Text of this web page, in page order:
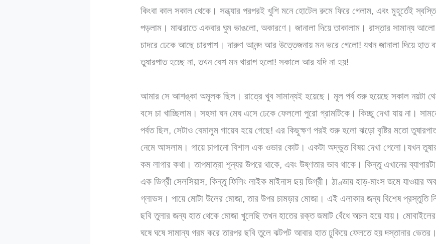
কিংবা কাল সকাল থেকে। সন্ধ্যার পরপরই খুশি মনে হোটেল রুমে ফিরে গেলাম, এবং মুহূর্তেই
পড়লাম। মাঝরাতে একবার ঘুম ভাঙলো, অকারণে। জানালা দিয়ে তাকালাম। রাস্তার সামান্য আলো
চাদরে ঢেকে আছে চারপাশ। দারুণ আনন্দ আর উত্তেজনায় মন ভরে গেলো! যখন জানালা দিয়ে হাত
তুষারপাত হচ্ছে না, তখন বেশ মন খারাপ হলো! সকালে আর যদি না হয়!
আমার সে আশঙ্কা অমূলক ছিল। রাত্রে খুব সামান্যই হয়েছে। মূল পর্ব শুরু হয়েছে সকাল নয়টা
বসে চা খাচ্ছিলাম। সহসা ঘন মেঘ এসে ঢেকে ফেললো পুরো গ্রামটিকে। কিচ্ছু দেখা যায় না। সামনে
পর্বত ছিল, সেটাও বেমালুম গায়েব হয়ে গেছে! এর কিছুক্ষণ পরই শুরু হলো ঝড়ো বৃষ্টির মতো
নেমে আসলাম। গায়ে চাপানো বিশাল এক ওভার কোট। একটা অদ্ভুত বিষয় দেখা গেলো।যখন
কম লাগার কথা। তাপমাত্রা শূন্যর উপরে থাকে, এবং উষ্ণতার ভাব থাকে। কিন্তু এখানের
এক ডিগ্রী সেলসিয়াস, কিন্তু ফিলিং লাইক মাইনাস ছয় ডিগ্রী। ঠাণ্ডায় হাড়-মাংস জমে যাওয়ার
গ্লাভস। পায়ে মোটা উলের মোজা, তার উপর চামড়ার মোজা। এই এলাকার জন্য বিশেষ প্রস্তুতি
ছবি তুলার জন্য হাত থেকে মোজা খুলেছি তখন হাতের রক্ত জমাট বেঁধে অচল হয়ে যায়।
ঘষে ঘষে সামান্য গরম করে তারপর ছবি তুলে ঝটপট আবার হাত ঢুকিয়ে ফেলতে হয় দস্তানার ভেতর।